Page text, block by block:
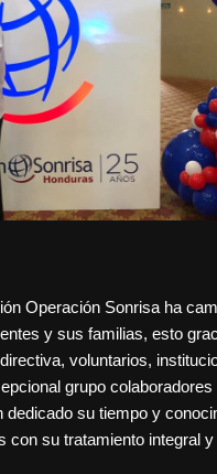
Operación Sonrisa ha
y sus familias, esto
voluntarios,
grupo colaboradores
dedicado su tiempo y
con su tratamiento integral y